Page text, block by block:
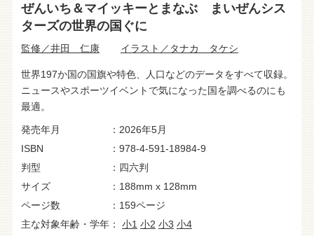
ぜんいち＆マイッキーとまなぶ まいぜんシス
ターズの世界の国ぐに
監修／井田 仁康 イラスト／タナカ タケシ
世界197か国の国旗や特色、人口などのデータをすべて収録。
ニュースやスポーツイベントで気になった国を調べるのにも
最適。
発売年月
2026年5月
ISBN
978-4-591-18984-9
判型
四六判
サイズ
188mm x 128mm
ページ数
159ページ
主な対象年齢・学年
小1 小2 小3 小4